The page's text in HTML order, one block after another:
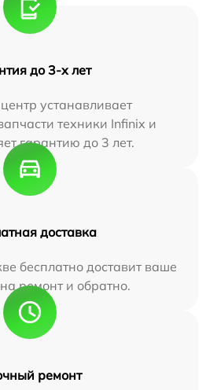
до 3-х лет
устанавливает
техники Infinix и
гарантию до 3 лет.
доставка
бесплатно доставит ваше
ремонт и обратно.
ремонт